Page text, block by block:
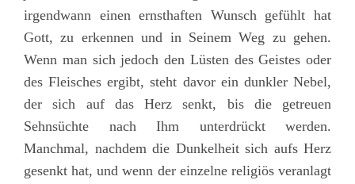
irgendwann einen ernsthaften Wunsch gefühlt hat
Gott, zu erkennen und in Seinem Weg zu gehen.
Wenn man sich jedoch den Lüsten des Geistes oder
des Fleisches ergibt, steht davor ein dunkler Nebel,
der sich auf das Herz senkt, bis die getreuen
Sehnsüchte nach Ihm unterdrückt werden.
Manchmal, nachdem die Dunkelheit sich aufs Herz
gesenkt hat, und wenn der einzelne religiös veranlagt